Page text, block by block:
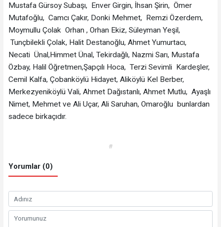
Mustafa Gürsoy Subaşı, Enver Girgin, İhsan Şirin, Ömer
Mutafoğlu, Camcı Çakır, Donki Mehmet, Remzi Özerdem,
Moymullu Çolak Orhan , Orhan Ekiz, Süleyman Yeşil,
Tunçbilekli Çolak, Halit Destanoğlu, Ahmet Yumurtacı,
Necati Ünal,Himmet Ünal, Tekirdağlı, Nazmi Sarı, Mustafa
Özbay, Halil Öğretmen,Şapçılı Hoca, Terzi Sevimli Kardeşler,
Cemil Kalfa, Çobanköylü Hidayet, Aliköylü Kel Berber,
Merkezyeniköylü Vali, Ahmet Dağıstanlı, Ahmet Mutlu, Ayaşlı
Nimet, Mehmet ve Ali Uçar, Ali Saruhan, Omaroğlu bunlardan
sadece birkaçıdır.
#
Yorumlar (0)